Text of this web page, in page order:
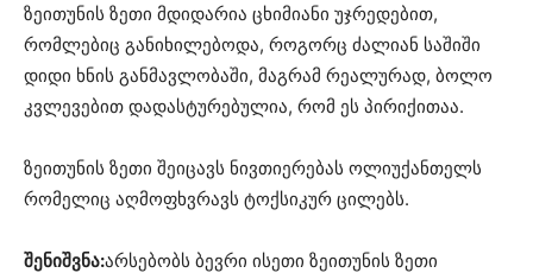
ზეითუნის ზეთი მდიდარია ცხიმიანი უჯრედებით,
რომლებიც განიხილებოდა, როგორც ძალიან საშიში
დიდი ხნის განმავლობაში, მაგრამ რეალურად, ბოლო
კვლევებით დადასტურებულია, რომ ეს პირიქითაა.
ზეითუნის ზეთი შეიცავს ნივთიერებას ოლიუქანთელს
რომელიც აღმოფხვრავს ტოქსიკურ ცილებს.
შენიშვნა:არსებობს ბევრი ისეთი ზეითუნის ზეთი